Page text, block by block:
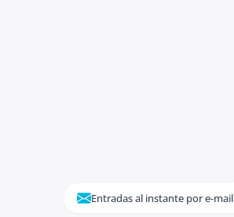
Entradas al instante por e-mail